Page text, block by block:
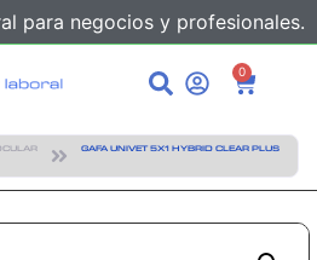
para negocios y profesionales.
0
GAFA UNIVET 5X1 HYBRID CLEAR PLUS